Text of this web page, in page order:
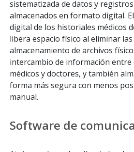
sistematizada de datos y
almacenados en formato digital.
digital de los historiales médicos
libera espacio físico al eliminar las
almacenamiento de archivos
intercambio de información
médicos y doctores, y también
forma más segura con menos
manual.
Software de